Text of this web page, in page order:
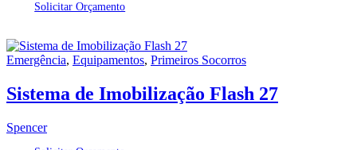
Solicitar Orçamento
Emergência, Equipamentos, Primeiros Socorros
Sistema de Imobilização Flash 27
Spencer